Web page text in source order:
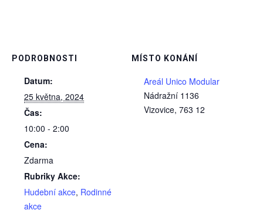
PODROBNOSTI
Datum:
25 května, 2024
Čas:
10:00 - 2:00
Cena:
Zdarma
Rubriky Akce:
Hudební akce, Rodinné
akce
MÍSTO KONÁNÍ
Areál Unico Modular
Nádražní 1136
Vizovice, 763 12